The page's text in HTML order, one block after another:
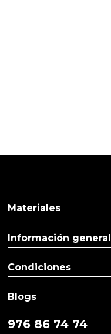
976 86 74 74
Materiales
Información general
Condiciones
Blogs